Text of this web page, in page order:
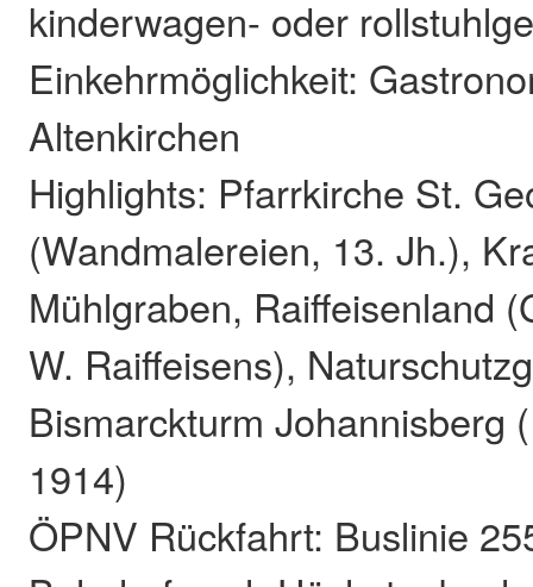
kinderwagen- oder
Einkehrmöglichkeit:
Altenkirchen
Highlights: Pfarrkirche St.
(Wandmalereien, 13. Jh.),
Mühlgraben, Raiffeisenland
W. Raiffeisens),
Bismarckturm Johannisberg
1914)
ÖPNV Rückfahrt: Buslinie